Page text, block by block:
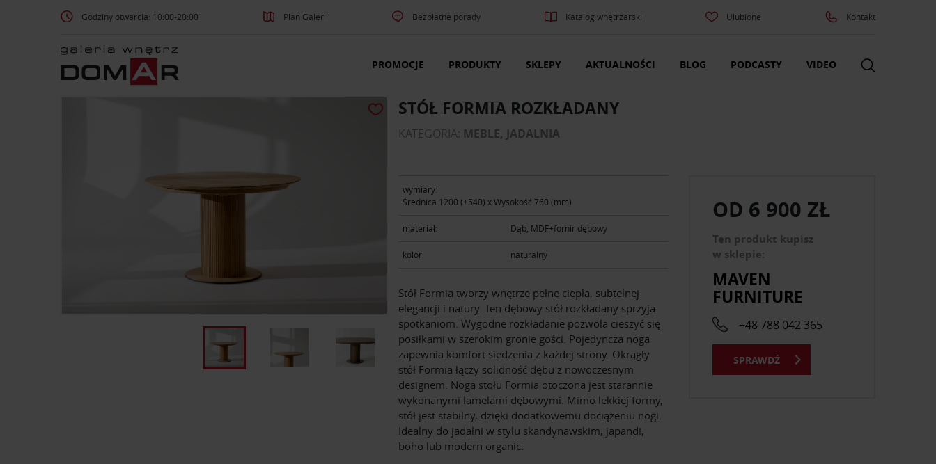
Godziny otwarcia: 10:00-20:00 Plan Galerii Bezpłatne porady Katalog wnętrzarski Ulubione Kontakt
PROMOCJE PRODUKTY SKLEPY AKTUALNOŚCI BLOG PODCASTY VIDEO
STÓŁ FORMIA ROZKŁADANY
KATEGORIA: MEBLE, JADALNIA
wymiary:
Średnica 1200 (+540) x Wysokość 760 (mm)
materiał: Dąb, MDF+fornir dębowy
kolor: naturalny
Stół Formia tworzy wnętrze pełne ciepła, subtelnej
elegancji i natury. Ten dębowy stół rozkładany sprzyja
spotkaniom. Wygodne rozkładanie pozwola cieszyć się
posiłkami w szerokim gronie gości. Pojedyncza noga
zapewnia komfort siedzenia z każdej strony. Okrągły
stół Formia łączy solidność dębu z nowoczesnym
designem. Noga stołu Formia otoczona jest starannie
wykonanymi lamelami dębowymi. Mimo lekkiej formy,
stół jest stabilny, dzięki dodatkowemu dociążeniu nogi.
Idealny do jadalni w stylu skandynawskim, japandi,
boho lub modern organic.
OD 6 900 ZŁ
Ten produkt kupisz
w sklepie:
MAVEN
FURNITURE
+48 788 042 365
SPRAWDŹ